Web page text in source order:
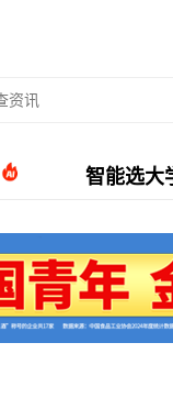
智能选大